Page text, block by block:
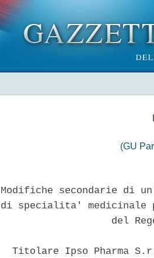
(GU
Modifiche secondarie di
di specialita' medicinale
del
Titolare Ipso Pharma